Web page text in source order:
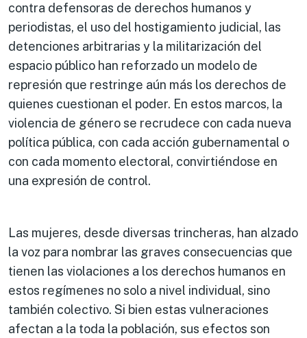
contra defensoras de derechos humanos y
periodistas, el uso del hostigamiento judicial, las
detenciones arbitrarias y la militarización del
espacio público han reforzado un modelo de
represión que restringe aún más los derechos de
quienes cuestionan el poder. En estos marcos, la
violencia de género se recrudece con cada nueva
política pública, con cada acción gubernamental o
con cada momento electoral, convirtiéndose en
una expresión de control.
Las mujeres, desde diversas trincheras, han alzado
la voz para nombrar las graves consecuencias que
tienen las violaciones a los derechos humanos en
estos regímenes no solo a nivel individual, sino
también colectivo. Si bien estas vulneraciones
afectan a la toda la población, sus efectos son